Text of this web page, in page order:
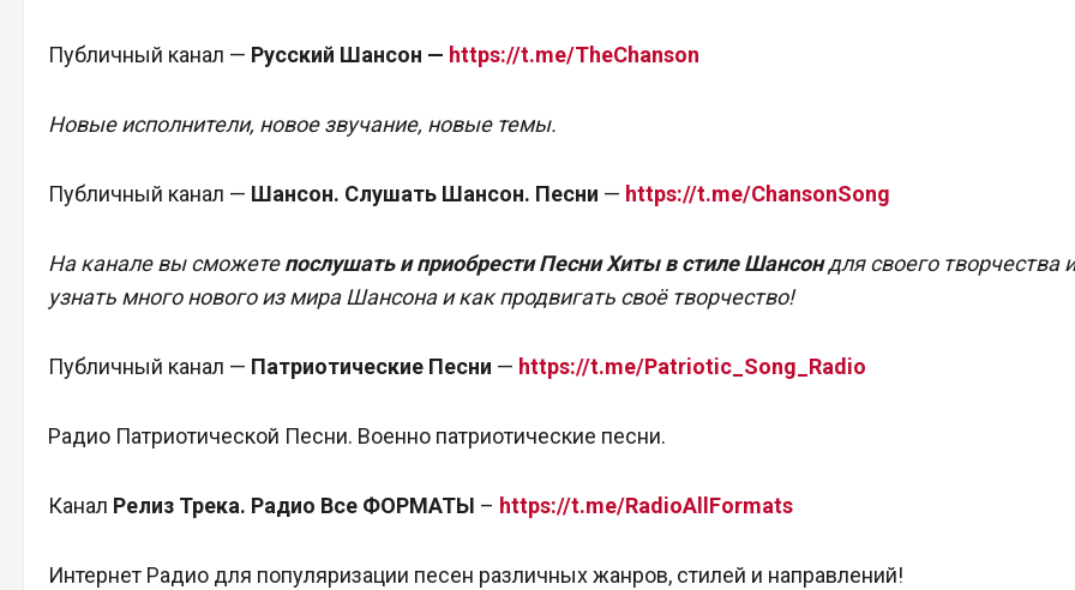
Публичный канал — Русский Шансон — https://t.me/TheChanson
Новые исполнители, новое звучание, новые темы.
Публичный канал — Шансон. Слушать Шансон. Песни — https://t.me/ChansonSong
На канале вы сможетепослушать и приобрести Песни Хиты в стиле Шансондля своего творчества и
узнать много нового из мира Шансона и как продвигать своё творчество!
Публичный канал — Патриотические Песни — https://t.me/Patriotic_Song_Radio
Радио Патриотической Песни. Военно патриотические песни.
Канал Релиз Трека. Радио Все ФОРМАТЫ – https://t.me/RadioAllFormats
Интернет Радио для популяризации песен различных жанров, стилей и направлений!